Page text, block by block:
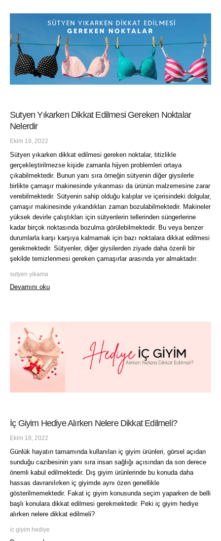
Sutyen Yıkarken Dikkat Edilmesi Gereken Noktalar
Nelerdir
Ekim 19, 2022
Sütyen yıkarken dikkat edilmesi gereken noktalar, titizlikle
gerçekleştirilmezse kişide zamanla hijyen problemleri ortaya
çıkabilmektedir. Bunun yanı sıra örneğin sütyenin diğer giysilerle
birlikte çamaşır makinesinde yıkanması da ürünün malzemesine zarar
verebilmektedir. Sütyenin sahip olduğu kalıplar ve içerisindeki dolgular,
çamaşır makinesinde yıkandıkları zaman bozulabilmektedir. Makineler
yüksek devirle çalıştıkları için sütyenlerin tellerinden süngerlerine
kadar birçok noktasında bozulma görülebilmektedir. Bu veya benzer
durumlarla karşı karşıya kalmamak için bazı noktalara dikkat edilmesi
gerekmektedir. Sütyenler, diğer giysilerden ziyade daha özenli bir
şekilde temizlenmesi gereken çamaşırlar arasında yer almaktadır.
sutyen yikama
Devamını oku
İç Giyim Hediye Alırken Nelere Dikkat Edilmeli?
Ekim 18, 2022
Günlük hayatın tamamında kullanılan iç giyim ürünleri, görsel açıdan
sunduğu cazibesinin yanı sıra insan sağlığı açısından da son derece
önemli kabul edilmektedir. Dış giyim ürünlerinde bu konuda daha
hassas davranılırken iç giyimde aynı özen genellikle
gösterilmemektedir. Fakat iç giyim konusunda seçim yaparken de belli
başlı konulara dikkat edilmesi gerekmektedir. Peki iç giyim hediye
alırken nelere dikkat edilmeli?
ic giyim hediye